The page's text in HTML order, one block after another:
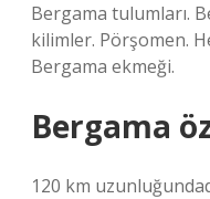
Bergama tulumları.
kilimler. Pörşomen.
Bergama ekmeği.
Bergama
120 km